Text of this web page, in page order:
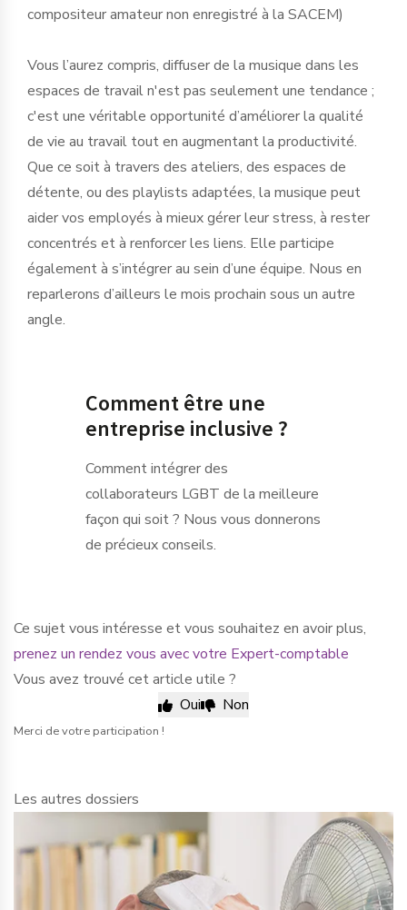
compositeur amateur non enregistré à la SACEM)
Vous l’aurez compris, diffuser de la musique dans les
espaces de travail n'est pas seulement une tendance ;
c'est une véritable opportunité d’améliorer la qualité
de vie au travail tout en augmentant la productivité.
Que ce soit à travers des ateliers, des espaces de
détente, ou des playlists adaptées, la musique peut
aider vos employés à mieux gérer leur stress, à rester
concentrés et à renforcer les liens. Elle participe
également à s’intégrer au sein d’une équipe. Nous en
reparlerons d’ailleurs le mois prochain sous un autre
angle.
Comment être une
entreprise inclusive ?
Comment intégrer des
collaborateurs LGBT de la meilleure
façon qui soit ? Nous vous donnerons
de précieux conseils.
Ce sujet vous intéresse et vous souhaitez en avoir plus,
prenez un rendez vous avec votre Expert-comptable
Vous avez trouvé cet article utile ?
Oui
Non
Merci de votre participation !
Les autres dossiers